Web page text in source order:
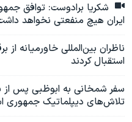
شکریا برادوست: توافق
ایران هیچ منفعتی نخواهد
ناظران بین‌المللی خاورمیانه از
استقبال کردند
سفر شمخانی به ابوظبی پس از
تلاش‌های دیپلماتیک جمهوری